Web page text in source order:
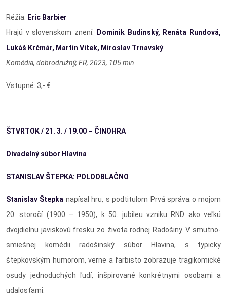
Réžia: Eric Barbier
Hrajú v slovenskom znení:
Dominik Budinský, Renáta Rundová,
Lukáš Krčmár, Martin Vitek, Miroslav Trnavský
Komédia, dobrodružný, FR, 2023, 105 min.
Vstupné: 3,- €
ŠTVRTOK / 21. 3. / 19.00 – ČINOHRA
Divadelný súbor Hlavina
STANISLAV ŠTEPKA: POLOOBLAČNO
Stanislav Štepka napísal hru, s podtitulom Prvá správa o mojom
20. storočí (1900 – 1950), k 50. jubileu vzniku RND ako veľkú
dvojdielnu javiskovú fresku zo života rodnej Radošiny. V smutno-
smiešnej komédii radošinský súbor Hlavina, s typicky
štepkovským humorom, verne a farbisto zobrazuje tragikomické
osudy jednoduchých ľudí, inšpirované konkrétnymi osobami a
udalosťami.